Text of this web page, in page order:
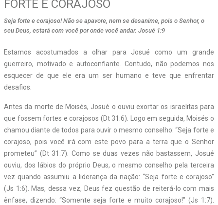
FORTE E CORAJOSO
Seja forte e corajoso! Não se apavore, nem se desanime, pois o Senhor, o
seu Deus, estará com você por onde você andar. Josué 1:9
Estamos acostumados a olhar para Josué como um grande
guerreiro, motivado e autoconfiante. Contudo, não podemos nos
esquecer de que ele era um ser humano e teve que enfrentar
desafios.
Antes da morte de Moisés, Josué o ouviu exortar os israelitas para
que fossem fortes e corajosos (Dt 31:6). Logo em seguida, Moisés o
chamou diante de todos para ouvir o mesmo conselho: “Seja forte e
corajoso, pois você irá com este povo para a terra que o Senhor
prometeu” (Dt 31:7). Como se duas vezes não bastassem, Josué
ouviu, dos lábios do próprio Deus, o mesmo conselho pela terceira
vez quando assumiu a liderança da nação: “Seja forte e corajoso”
(Js 1:6). Mas, dessa vez, Deus fez questão de reiterá-lo com mais
ênfase, dizendo: “Somente seja forte e muito corajoso!” (Js 1:7).